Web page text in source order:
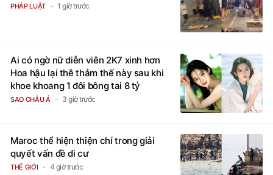
PHÁP LUẬT 1 giờ trước
Ai có ngờ nữ diễn viên 2K7 xinh hơn
Hoa hậu lại thê thảm thế này sau khi
khoe khoang 1 đôi bông tai 8 tỷ
SAO CHÂU Á 3 giờ trước
Maroc thể hiện thiện chí trong giải
quyết vấn đề di cư
THẾ GIỚI 4 giờ trước